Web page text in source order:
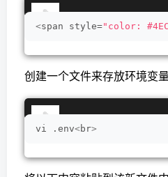
<span style="color:
创建一个文件来存放环境变量
vi .env<br>